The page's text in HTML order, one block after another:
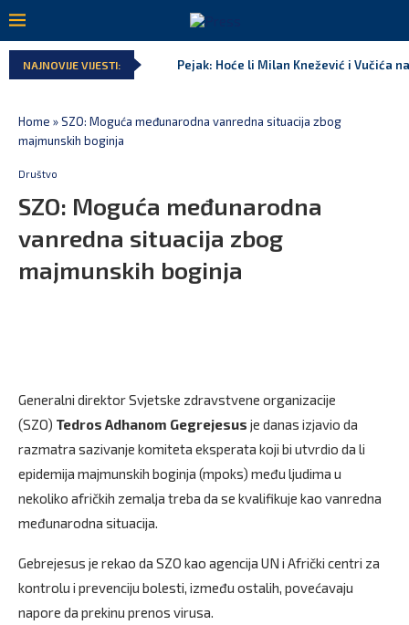
NAJNOVIJE VIJESTI: Pejak: Hoće li Milan Knežević i Vučića
Home »SZO: Moguća međunarodna vanredna situacija zbog
majmunskih boginja
Društvo
SZO: Moguća međunarodna
vanredna situacija zbog
majmunskih boginja
Generalni direktor Svjetske zdravstvene organizacije
(SZO) Tedros Adhanom Gegrejesus je danas izjavio da
razmatra sazivanje komiteta eksperata koji bi utvrdio da li
epidemija majmunskih boginja (mpoks) među ljudima u
nekoliko afričkih zemalja treba da se kvalifikuje kao vanredna
međunarodna situacija.
Gebrejesus je rekao da SZO kao agencija UN i Afrički centri za
kontrolu i prevenciju bolesti, između ostalih, povećavaju
napore da prekinu prenos virusa.